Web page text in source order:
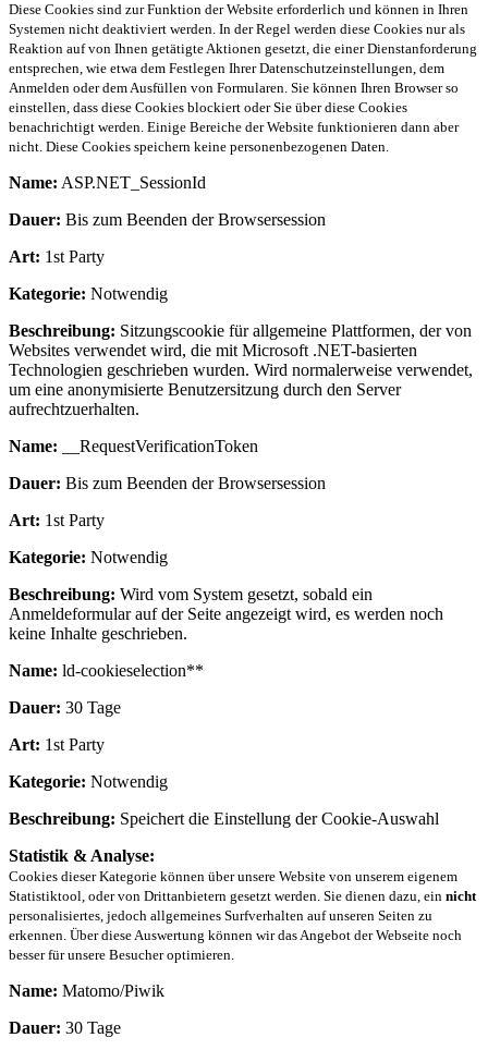
Diese Cookies sind zur Funktion der Website erforderlich und können in Ihren
Systemen nicht deaktiviert werden. In der Regel werden diese Cookies nur als
Reaktion auf von Ihnen getätigte Aktionen gesetzt, die einer Dienstanforderung
entsprechen, wie etwa dem Festlegen Ihrer Datenschutzeinstellungen, dem
Anmelden oder dem Ausfüllen von Formularen. Sie können Ihren Browser so
einstellen, dass diese Cookies blockiert oder Sie über diese Cookies
benachrichtigt werden. Einige Bereiche der Website funktionieren dann aber
nicht. Diese Cookies speichern keine personenbezogenen Daten.
Name: ASP.NET_SessionId
Dauer: Bis zum Beenden der Browsersession
Art: 1st Party
Kategorie: Notwendig
Beschreibung: Sitzungscookie für allgemeine Plattformen, der von
Websites verwendet wird, die mit Microsoft .NET-basierten
Technologien geschrieben wurden. Wird normalerweise verwendet,
um eine anonymisierte Benutzersitzung durch den Server
aufrechtzuerhalten.
Name: __RequestVerificationToken
Dauer: Bis zum Beenden der Browsersession
Art: 1st Party
Kategorie: Notwendig
Beschreibung: Wird vom System gesetzt, sobald ein
Anmeldeformular auf der Seite angezeigt wird, es werden noch
keine Inhalte geschrieben.
Name: ld-cookieselection**
Dauer: 30 Tage
Art: 1st Party
Kategorie: Notwendig
Beschreibung: Speichert die Einstellung der Cookie-Auswahl
Statistik & Analyse:
Cookies dieser Kategorie können über unsere Website von unserem eigenem
Statistiktool, oder von Drittanbietern gesetzt werden. Sie dienen dazu, ein nicht
personalisiertes, jedoch allgemeines Surfverhalten auf unseren Seiten zu
erkennen. Über diese Auswertung können wir das Angebot der Webseite noch
besser für unsere Besucher optimieren.
Name: Matomo/Piwik
Dauer: 30 Tage